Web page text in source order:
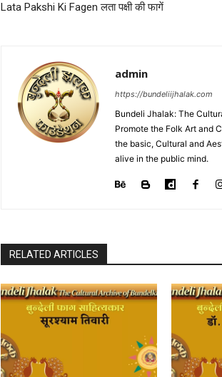
Lata Pakshi Ki Fagen लता पक्षी की फागें
admin
https://bundeliijhalak.com
Bundeli Jhalak: The
Promote the Folk Art and
the basic, Cultural and
alive in the public mind.
RELATED ARTICLES